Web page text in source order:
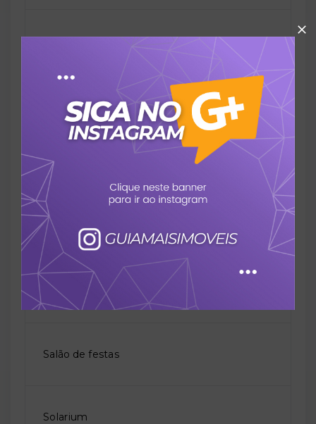
Playground
Portaria 24 horas
Portão Elétrico
Quadra poliesportiva
Sala de jogos
Salão de festas
Solarium